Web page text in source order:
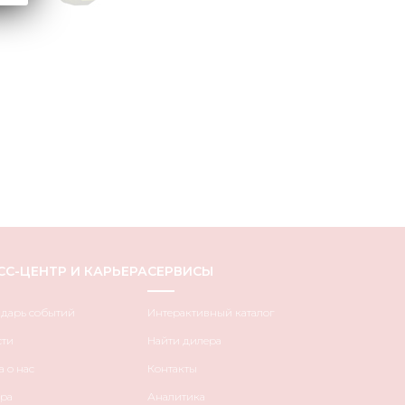
ЦЕНТР И КАРЬЕРА
событий
нас
СЕРВИСЫ
Интерактивный каталог
Найти дилера
Контакты
Аналитика